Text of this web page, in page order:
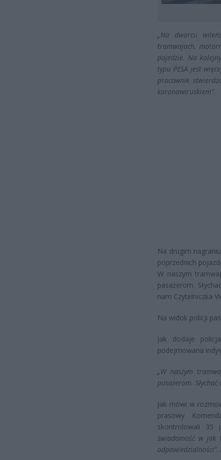
„Na dworcu
tramwajach.
pojedzie. Na
typu PESA jest
pracownik
koronawiruskiem”.
Na drugim
poprzednich
W naszym
pasażerom.
nam Czytelniczka
Na widok policji
Jak dodaje
podejmowana
„W naszym
pasażerom.
Jak mówi w
prasowy
skontrolowali 35
świadomość w
odpowiedzialności”.